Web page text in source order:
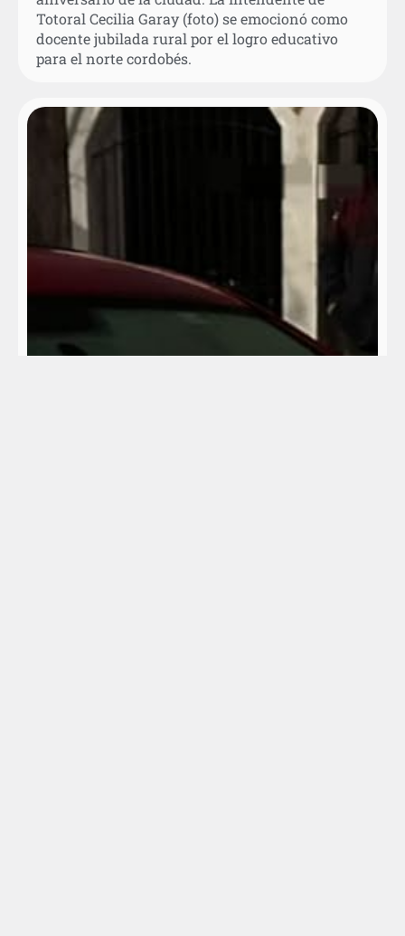
Totoral Cecilia Garay (foto) se emocionó como
docente jubilada rural por el logro educativo
para el norte cordobés.